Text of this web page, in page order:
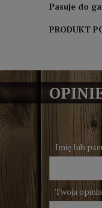
Pasuje do
PRODUKT
Imię lub
Twoja